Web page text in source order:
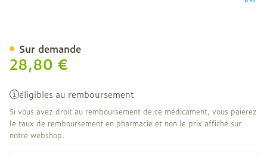
28,80 €
éligibles au remboursement
Si vous avez droit au remboursement de ce médicament, vous paierez
le taux de remboursement en pharmacie et non le prix affiché sur
notre webshop.
Sur demande